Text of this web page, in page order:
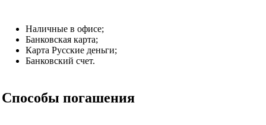
Наличные в офисе;
Банковская карта;
Карта Русские деньги;
Банковский счет.
Способы погашения